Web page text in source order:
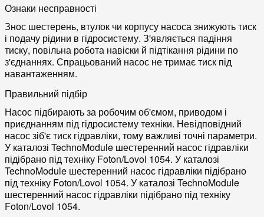
Ознаки несправності
Знос шестерень, втулок чи корпусу насоса знижують тиск
і подачу рідини в гідросистему. З'являється падіння
тиску, повільна робота навіски й підтікання рідини по
з'єднаннях. Спрацьований насос не тримає тиск під
навантаженням.
Правильний підбір
Насос підбирають за робочим об'ємом, приводом і
приєднанням під гідросистему техніки. Невідповідний
насос зіб'є тиск гідравліки, тому важливі точні параметри.
У каталозі TechnoModule шестеренний насос гідравліки
підібрано під техніку Foton/Lovol 1054. У каталозі
TechnoModule шестеренний насос гідравліки підібрано
під техніку Foton/Lovol 1054. У каталозі TechnoModule
шестеренний насос гідравліки підібрано під техніку
Foton/Lovol 1054.